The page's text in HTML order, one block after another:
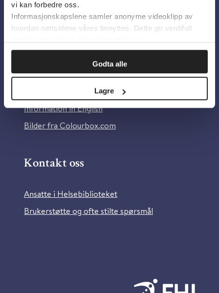
vi kan forbedre oss.
Informasjonskapslene samler anonyme videoklipp av
hvordan nettsidene våres benyttes. Dette gir verdifull
Godta alle
Lagre
Om oss
Personvern og informasjonskapsler
Tilgjengelighetserklæring
Information in English
Bilder fra Colourbox.com
Kontakt oss
Ansatte i Helsebiblioteket
Brukerstøtte og ofte stilte spørsmål